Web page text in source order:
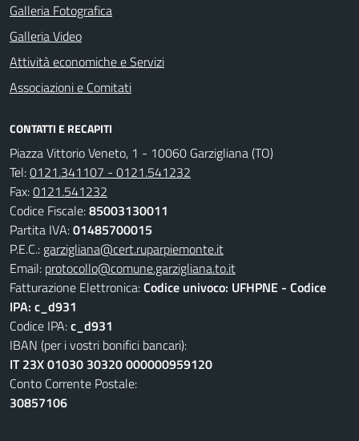
Galleria Fotografica
Galleria Video
Attività economiche e Servizi
Associazioni e Comitati
CONTATTI E RECAPITI
Piazza Vittorio Veneto, 1 - 10060 Garzigliana (TO)
Tel:0121.341107 - 0121.541232
Fax:0121.541232
Codice Fiscale:85003130011
Partita IVA:01485700015
P.E.C.: garzigliana@cert.ruparpiemonte.it
Email: protocollo@comune.garzigliana.to.it
Fatturazione Elettronica:Codice univoco: UFHPNE - Codice
IPA: c_d931
Codice IPA:c_d931
IBAN (per i vostri bonifici bancari):
IT 23X 01030 30320 000000959120
Conto Corrente Postale:
30857106